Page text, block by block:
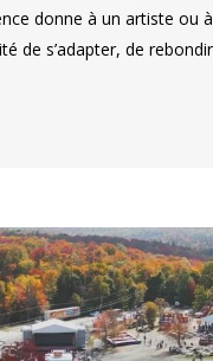
donne à un artiste ou
de s’adapter, de